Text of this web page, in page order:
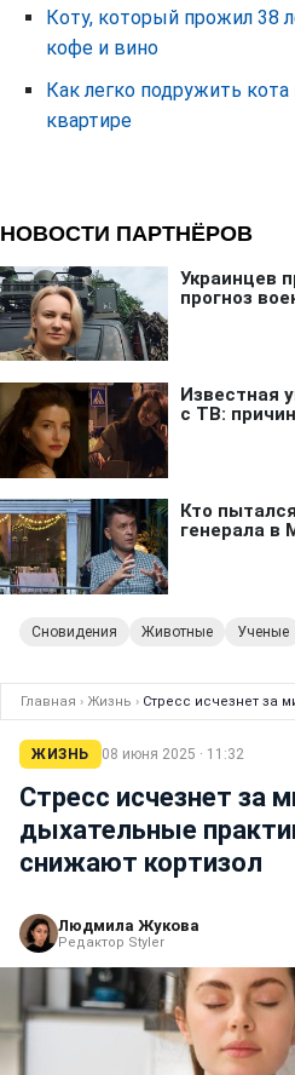
Коту, который прожил 38
кофе и вино
Как легко подружить
квартире
Сновидения Животные Ученые
Главная › Жизнь › Стресс исчезнет за
ЖИЗНЬ 08 июня 2025 · 11:32
Стресс исчезнет за
дыхательные
снижают кортизол
Людмила Жукова
Редактор Styler